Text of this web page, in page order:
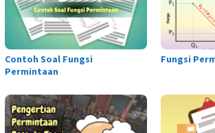
Contoh Soal Fungsi
Permintaan
Fungsi